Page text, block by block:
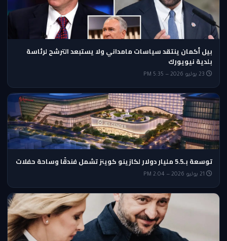
بيل أكمان ينتقد سياسات مامداني ولا يستبعد الترشح لرئاسة
بلدية نيويورك
توسعة بـ5.5 مليار دولار لكازينو كوينز تشمل فندقًا وساحة حفلات